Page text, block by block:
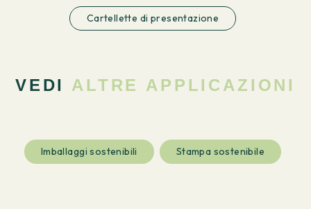
Cartellette di presentazione
VEDI ALTRE APPLICAZIONI
Imballaggi sostenibili Stampa sostenibile